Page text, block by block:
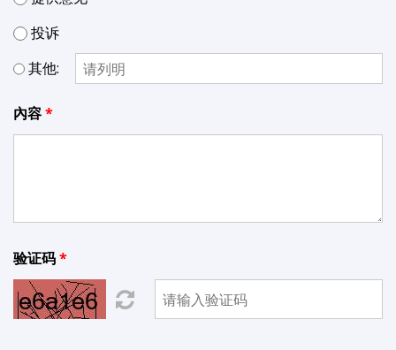
投诉
其他:
內容
验证码